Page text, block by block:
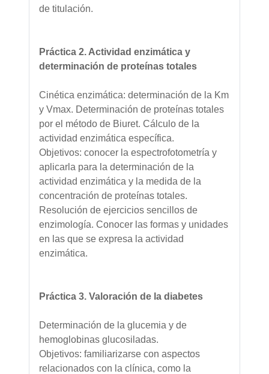
de titulación.
Práctica 2. Actividad enzimática y
determinación de proteínas totales
Cinética enzimática: determinación de la Km
y Vmax. Determinación de proteínas totales
por el método de Biuret. Cálculo de la
actividad enzimática específica.
Objetivos: conocer la espectrofotometría y
aplicarla para la determinación de la
actividad enzimática y la medida de la
concentración de proteínas totales.
Resolución de ejercicios sencillos de
enzimología. Conocer las formas y unidades
en las que se expresa la actividad
enzimática.
Práctica 3. Valoración de la diabetes
Determinación de la glucemia y de
hemoglobinas glucosiladas.
Objetivos: familiarizarse con aspectos
relacionados con la clínica, como la